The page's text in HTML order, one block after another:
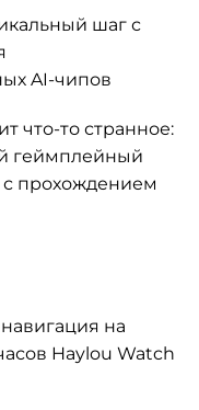
шаг с
AI-чипов
что-то странное:
геймплейный
прохождением
на
Haylou Watch